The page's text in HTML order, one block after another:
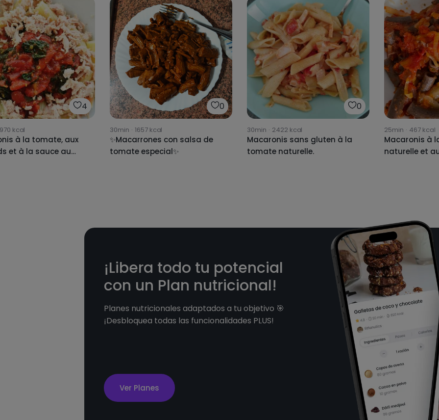
4
kcal
à la tomate, aux
et à la sauce au
0
30min · 1657kcal
✨Macarrones con salsa de
tomate especial✨
0
30min · 2422 kcal
Macaronis sans gluten à la
tomate naturelle.
25min · 467kcal
Macaronis à
naturelle et
¡Libera todo tu potencial
con un Plan nutricional!
Planes nutricionales adaptados a tu objetivo 🎯
¡Desbloquea todas las funcionalidades PLUS!
Ver Planes